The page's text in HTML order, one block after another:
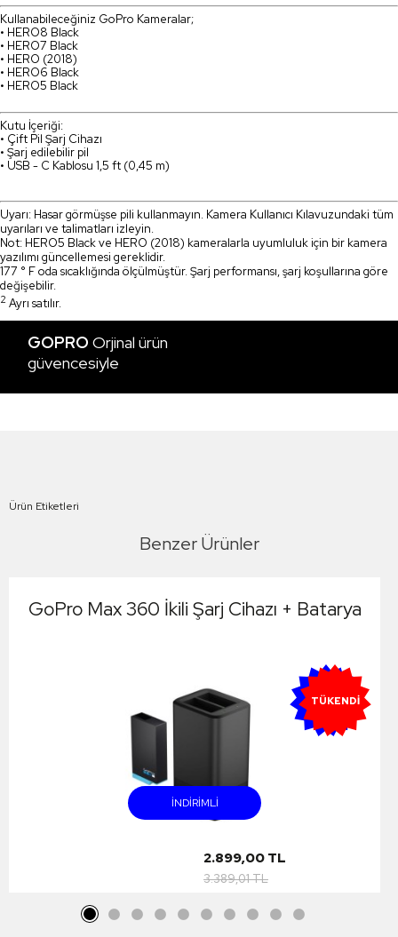
Kullanabileceğiniz GoPro Kameralar;
• HERO8 Black
• HERO7 Black
• HERO (2018)
• HERO6 Black
• HERO5 Black
Kutu İçeriği:
• Çift Pil Şarj Cihazı
• Şarj edilebilir pil
• USB - C Kablosu 1,5 ft (0,45 m)
Uyarı: Hasar görmüşse pili kullanmayın. Kamera Kullanıcı Kılavuzundaki tüm
uyarıları ve talimatları izleyin.
Not: HERO5 Black ve HERO (2018) kameralarla uyumluluk için bir kamera
yazılımı güncellemesi gereklidir.
177 ° F oda sıcaklığında ölçülmüştür. Şarj performansı, şarj koşullarına göre
değişebilir.
2 Ayrı satılır.
GOPRO Orjinal ürün
güvencesiyle
Ürün Etiketleri
Benzer Ürünler
GoPro Max 360 İkili Şarj Cihazı + Batarya
INDIRIMLI
YENI
TÜKENDI
2.899,00 TL
3.389,01 TL